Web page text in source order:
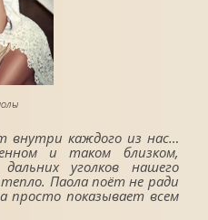
внутри каждого из нас…
и таком близком,
уголков нашего
Паола поёт не ради
просто показывает всем